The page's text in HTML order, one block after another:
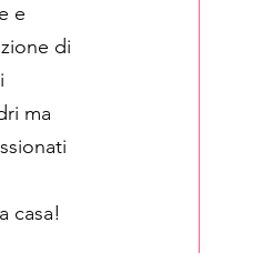
e
di
ma
casa!